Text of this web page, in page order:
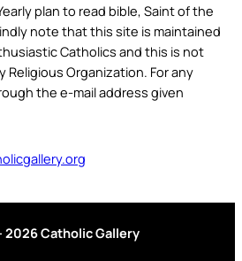
plan to read bible, Saint of the
note that this site is maintained
Catholics and this is not
Religious Organization. For any
the e-mail address given
2026 Catholic Gallery